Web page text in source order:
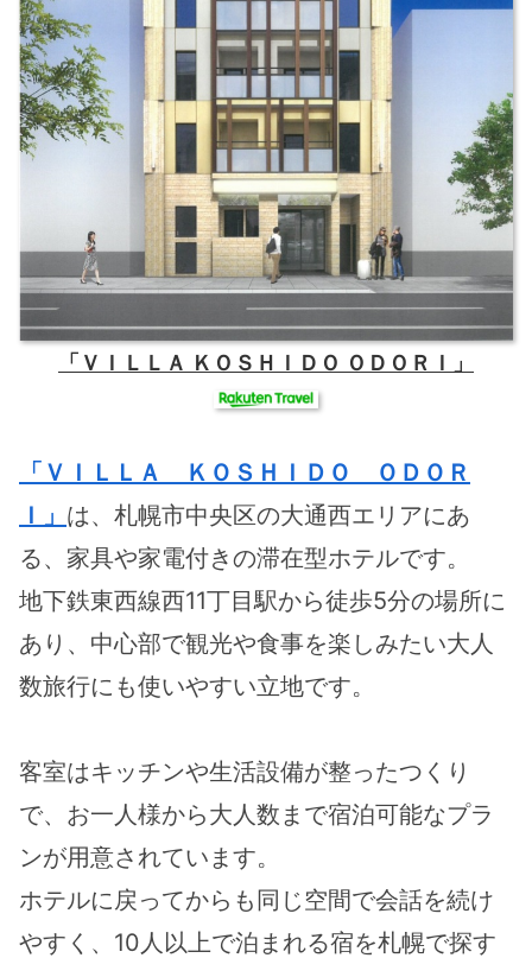
「ＶＩＬＬＡ ＫＯＳＨＩＤＯ ＯＤＯＲＩ」
「ＶＩＬＬＡ ＫＯＳＨＩＤＯ ＯＤＯＲ
Ｉ」 は、札幌市中央区の大通西エリアにあ
る、家具や家電付きの滞在型ホテルです。
地下鉄東西線西11丁目駅から徒歩5分の場所に
あり、中心部で観光や食事を楽しみたい大人
数旅行にも使いやすい立地です。
客室はキッチンや生活設備が整ったつくり
で、お一人様から大人数まで宿泊可能なプラ
ンが用意されています。
ホテルに戻ってからも同じ空間で会話を続け
やすく、10人以上で泊まれる宿を札幌で探す